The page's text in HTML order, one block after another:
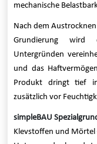
mechanische
Nach dem
Grundierung wird
Untergründen
und das
Produkt dringt tief
zusätzlich vor
simpleBAU
Klevstoffen und